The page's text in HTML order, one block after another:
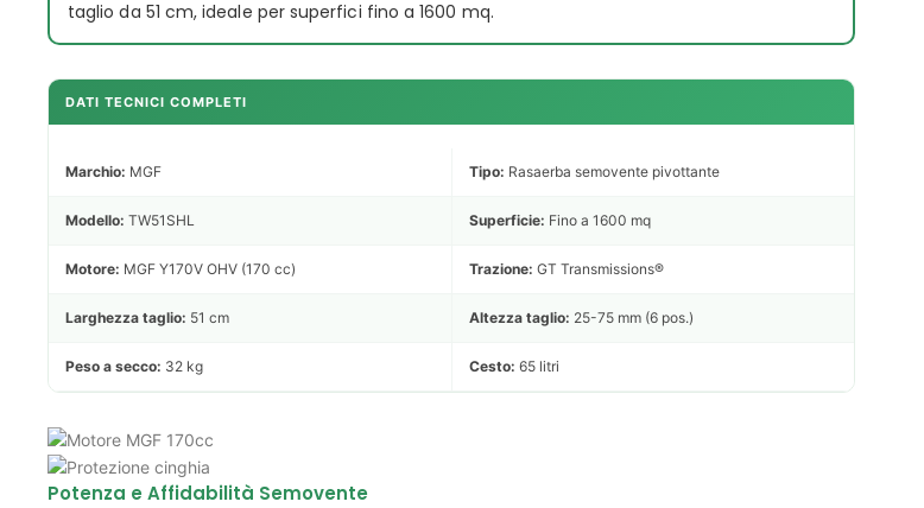
taglio da 51 cm, ideale per superfici fino a 1600 mq.
DATI TECNICI COMPLETI
Marchio: MGF Tipo: Rasaerba semovente pivottante
Modello: TW51SHL Superficie: Fino a 1600 mq
Motore: MGF Y170V OHV (170 cc) Trazione: GT Transmissions®
Larghezza taglio: 51 cm Altezza taglio: 25-75 mm (6 pos.)
Peso a secco: 32 kg Cesto: 65 litri
Potenza e Affidabilità Semovente